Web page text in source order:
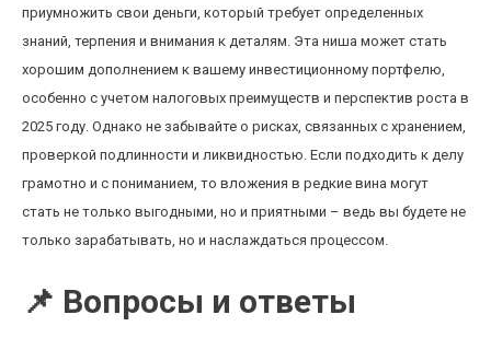
приумножить свои деньги, который требует определенных
знаний, терпения и внимания к деталям. Эта ниша может стать
хорошим дополнением к вашему инвестиционному портфелю,
особенно с учетом налоговых преимуществ и перспектив роста в
2025 году. Однако не забывайте о рисках, связанных с хранением,
проверкой подлинности и ликвидностью. Если подходить к делу
грамотно и с пониманием, то вложения в редкие вина могут
стать не только выгодными, но и приятными – ведь вы будете не
только зарабатывать, но и наслаждаться процессом.
📌 Вопросы и ответы